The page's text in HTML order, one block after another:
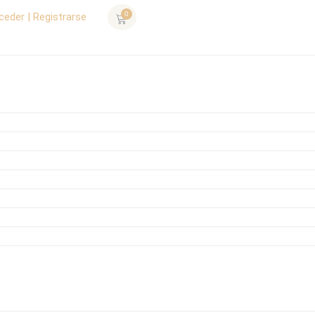
| Registrarse 0